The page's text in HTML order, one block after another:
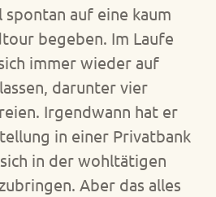
spontan auf eine kaum
begeben. Im Laufe
immer wieder auf
darunter vier
Irgendwann hat er
in einer Privatbank
in der wohltätigen
Aber das alles